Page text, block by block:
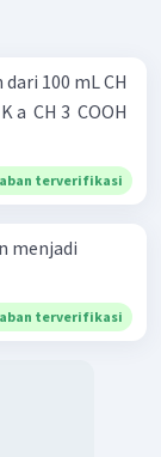
100 mL CH
a ​ CH 3 ​ COOH
terverifikasi
menjadi
terverifikasi